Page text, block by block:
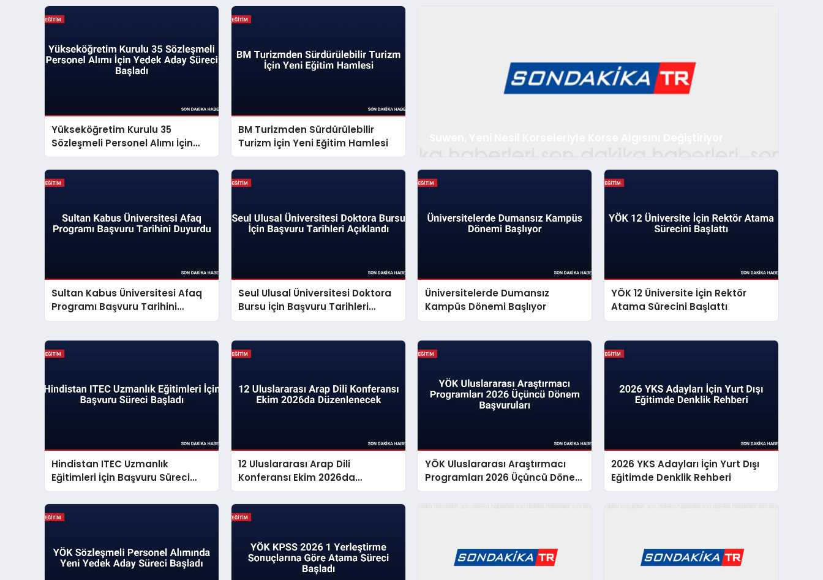
Yükseköğretim Kurulu 35
Sözleşmeli Personel Alımı İçin
Yedek Aday Süreci Başladı
BM Turizmden Sürdürülebilir
Turizm İçin Yeni Eğitim Hamlesi
Sultan Kabus Üniversitesi Afaq
Programı Başvuru Tarihini
Duyurdu
Seul Ulusal Üniversitesi Doktora
Bursu İçin Başvuru Tarihleri
Açıklandı
Üniversitelerde Dumansız
Kampüs Dönemi Başlıyor
YÖK 12 Üniversite İçin Rektör
Atama Sürecini Başlattı
Hindistan ITEC Uzmanlık
Eğitimleri İçin Başvuru Süreci
Başladı
12 Uluslararası Arap Dili
Konferansı Ekim 2026da
Düzenlenecek
YÖK Uluslararası Araştırmacı
Programları 2026 Üçüncü Dönem
Başvuruları
2026 YKS Adayları İçin Yurt Dışı
Eğitimde Denklik Rehberi